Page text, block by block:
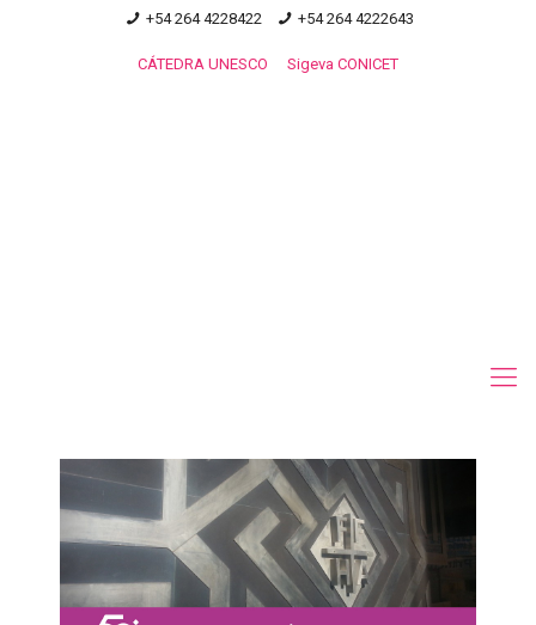
+54 264 4228422 +54 264 4222643
CÁTEDRA UNESCO Sigeva CONICET